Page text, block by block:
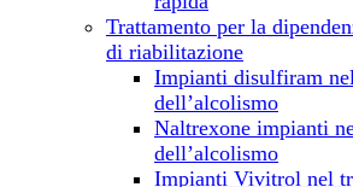
Trattamento per la
di riabilitazione
Impianti disulfiram
dell’alcolismo
Naltrexone impianti
dell’alcolismo
Impianti Vivitrol nel